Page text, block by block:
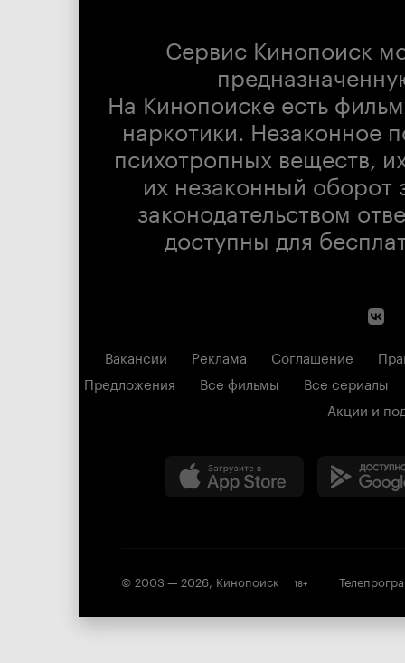
Сервис Кинопоиск
На Кинопоиске есть
наркотики. Незаконное
психотропных веществ,
их незаконный оборот
законодательством
доступны для
Вакансии Реклама Соглашение
Предложения
Все фильмы
Все сериалы
Акции и
© 2003 — 2026, Кинопоиск 18+